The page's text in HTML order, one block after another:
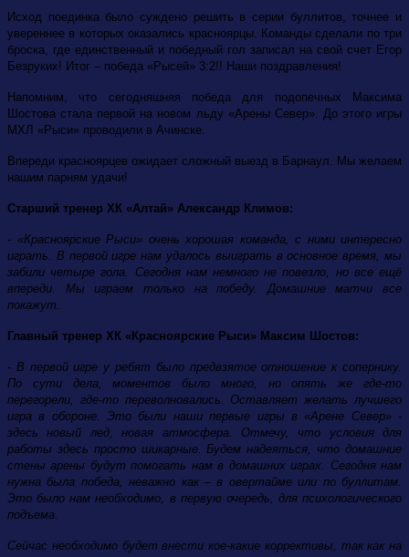
Исход поединка было суждено решить в серии буллитов, точнее и
увереннее в которых оказались красноярцы. Команды сделали по три
броска, где единственный и победный гол записал на свой счет Егор
Безруких! Итог – победа «Рысей» 3:2!! Наши поздравления!
Напомним, что сегодняшняя победа для подопечных Максима
Шостова стала первой на новом льду «Арены Север». До этого игры
МХЛ «Рыси» проводили в Ачинске.
Впереди красноярцев ожидает сложный выезд в Барнаул. Мы желаем
нашим парням удачи!
Старший тренер ХК «Алтай» Александр Климов:
- «Красноярские Рыси» очень хорошая команда, с ними интересно
играть. В первой игре нам удалось выиграть в основное время, мы
забили четыре гола. Сегодня нам немного не повезло, но все ещё
впереди. Мы играем только на победу. Домашние матчи все
покажут.
Главный тренер ХК «Красноярские Рыси» Максим Шостов:
- В первой игре у ребят было предвзятое отношение к сопернику.
По сути дела, моментов было много, но опять же где-то
перегорели, где-то переволновались. Оставляет желать лучшего
игра в обороне. Это были наши первые игры в «Арене Север» -
здесь новый лед, новая атмосфера. Отмечу, что условия для
работы здесь просто шикарные. Будем надеяться, что домашние
стены арены будут помогать нам в домашних играх. Сегодня нам
нужна была победа, неважно как – в овертайме или по буллитам.
Это было нам необходимо, в первую очередь, для психологического
подъема.
Сейчас необходимо будет внести кое-какие коррективы, так как на